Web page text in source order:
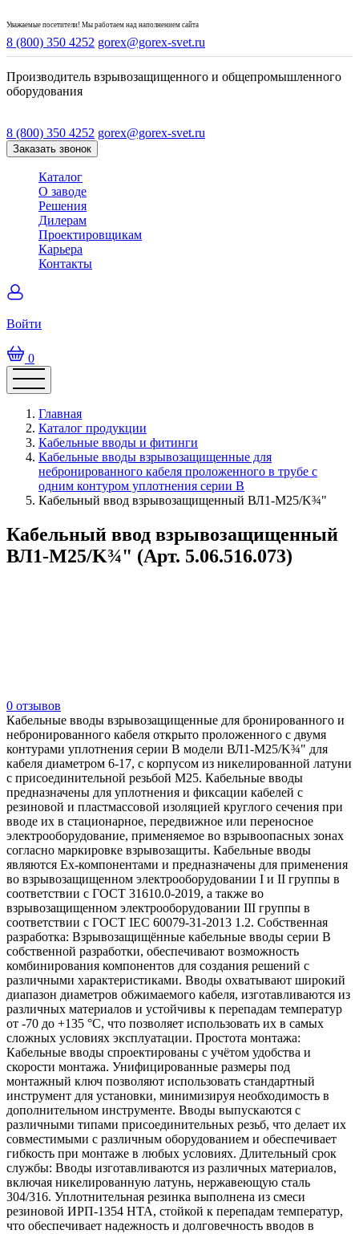
Уважаемые посетители! Мы работаем над наполнением сайта
8 (800) 350 4252 gorex@gorex-svet.ru
Производитель взрывозащищенного и общепромышленного
оборудования
8 (800) 350 4252 gorex@gorex-svet.ru
Заказать звонок
Каталог
О заводе
Решения
Дилерам
Проектировщикам
Карьера
Контакты
Войти
0
Главная
Каталог продукции
Кабельные вводы и фитинги
Кабельные вводы взрывозащищенные для
небронированного кабеля проложенного в трубе с
одним контуром уплотнения серии В
Кабельный ввод взрывозащищенный ВЛ1-М25/K¾"
Кабельный ввод взрывозащищенный
ВЛ1-М25/K¾" (Арт. 5.06.516.073)
0 отзывов
Кабельные вводы взрывозащищенные для бронированного и
небронированного кабеля открыто проложенного с двумя
контурами уплотнения серии В модели ВЛ1-М25/K¾" для
кабеля диаметром 6-17, с корпусом из никелированной латуни
с присоединительной резьбой М25. Кабельные вводы
предназначены для уплотнения и фиксации кабелей с
резиновой и пластмассовой изоляцией круглого сечения при
вводе их в стационарное, передвижное или переносное
электрооборудование, применяемое во взрывоопасных зонах
согласно маркировке взрывозащиты. Кабельные вводы
являются Ех-компонентами и предназначены для применения
во взрывозащищенном электрооборудовании I и II группы в
соответствии с ГОСТ 31610.0-2019, а также во
взрывозащищенном электрооборудовании III группы в
соответствии с ГОСТ IEC 60079-31-2013 1.2. Собственная
разработка: Взрывозащищённые кабельные вводы серии В
собственной разработки, обеспечивают возможность
комбинирования компонентов для создания решений с
различными характеристиками. Вводы охватывают широкий
диапазон диаметров обжимаемого кабеля, изготавливаются из
различных материалов и устойчивы к перепадам температур
от -70 до +135 °C, что позволяет использовать их в самых
сложных условиях эксплуатации. Простота монтажа:
Кабельные вводы спроектированы с учётом удобства и
скорости монтажа. Унифицированные размеры под
монтажный ключ позволяют использовать стандартный
инструмент для установки, минимизируя необходимость в
дополнительном инструменте. Вводы выпускаются с
различными типами присоединительных резьб, что делает их
совместимыми с различным оборудованием и обеспечивает
гибкость при монтаже в любых условиях. Длительный срок
службы: Вводы изготавливаются из различных материалов,
включая никелированную латунь, нержавеющую сталь
304/316. Уплотнительная резинка выполнена из смеси
резиновой ИРП-1354 НТА, стойкой к перепадам температур,
что обеспечивает надежность и долговечность вводов в